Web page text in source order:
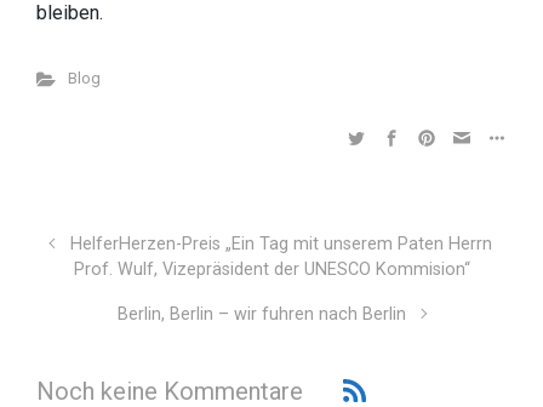
bleiben.
Blog
HelferHerzen-Preis „Ein Tag mit unserem Paten Herrn
Prof. Wulf, Vizepräsident der UNESCO Kommision“
Berlin, Berlin – wir fuhren nach Berlin
Noch keine Kommentare